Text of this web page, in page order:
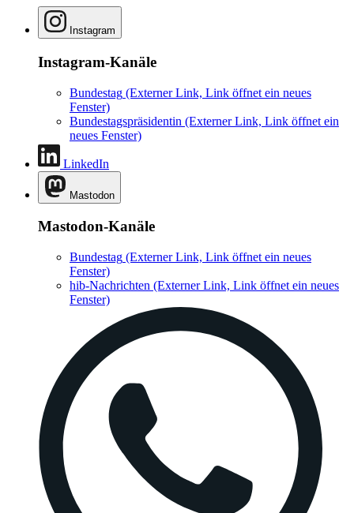
Instagram
Instagram-Kanäle
Bundestag (Externer Link, Link öffnet ein neues
Fenster)
Bundestagspräsidentin (Externer Link, Link öffnet ein
neues Fenster)
LinkedIn
Mastodon
Mastodon-Kanäle
Bundestag (Externer Link, Link öffnet ein neues
Fenster)
hib-Nachrichten (Externer Link, Link öffnet ein neues
Fenster)